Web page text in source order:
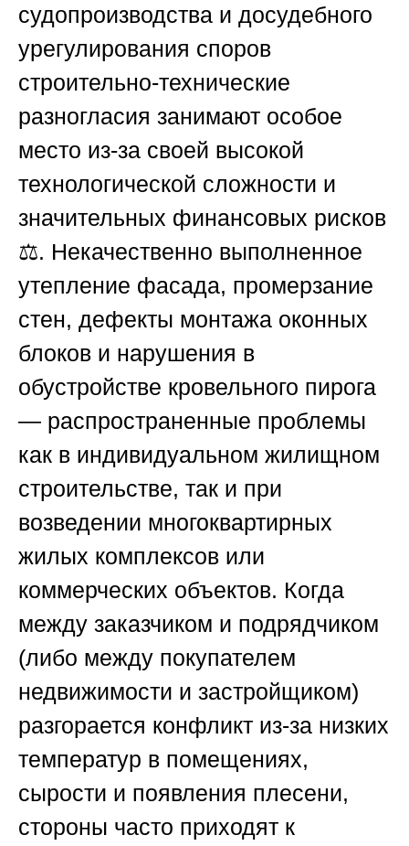
судопроизводства и досудебного
урегулирования споров
строительно-технические
разногласия занимают особое
место из-за своей высокой
технологической сложности и
значительных финансовых рисков
⚖️. Некачественно выполненное
утепление фасада, промерзание
стен, дефекты монтажа оконных
блоков и нарушения в
обустройстве кровельного пирога
— распространенные проблемы
как в индивидуальном жилищном
строительстве, так и при
возведении многоквартирных
жилых комплексов или
коммерческих объектов. Когда
между заказчиком и подрядчиком
(либо между покупателем
недвижимости и застройщиком)
разгорается конфликт из-за низких
температур в помещениях,
сырости и появления плесени,
стороны часто приходят к